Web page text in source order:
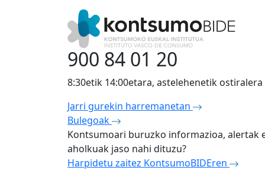
900 84 01 20
8:30etik 14:00etara, astelehenetik ostiralera
Jarri gurekin harremanetan
Bulegoak
Kontsumoari buruzko informazioa, alertak
aholkuak jaso nahi dituzu?
Harpidetu zaitez KontsumoBIDEren